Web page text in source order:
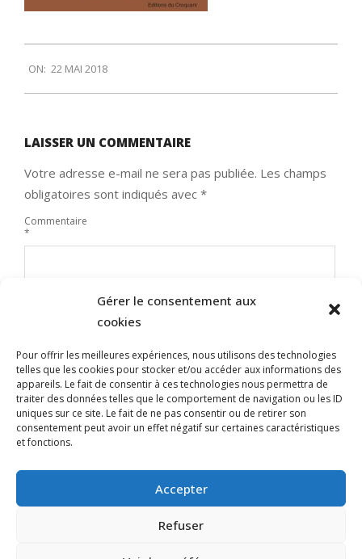
Gérer le consentement aux
cookies
Pour offrir les meilleures expériences, nous utilisons des technologies
telles que les cookies pour stocker et/ou accéder aux informations des
appareils. Le fait de consentir à ces technologies nous permettra de
traiter des données telles que le comportement de navigation ou les ID
uniques sur ce site. Le fait de ne pas consentir ou de retirer son
consentement peut avoir un effet négatif sur certaines caractéristiques
et fonctions.
Accepter
Refuser
05-
22
ON: 22 MAI 2018
LAISSER UN COMMENTAIRE
Votre adresse e-mail ne sera pas publiée. Les champs
obligatoires sont indiqués avec *
Commentaire
*
Nom
E-mail